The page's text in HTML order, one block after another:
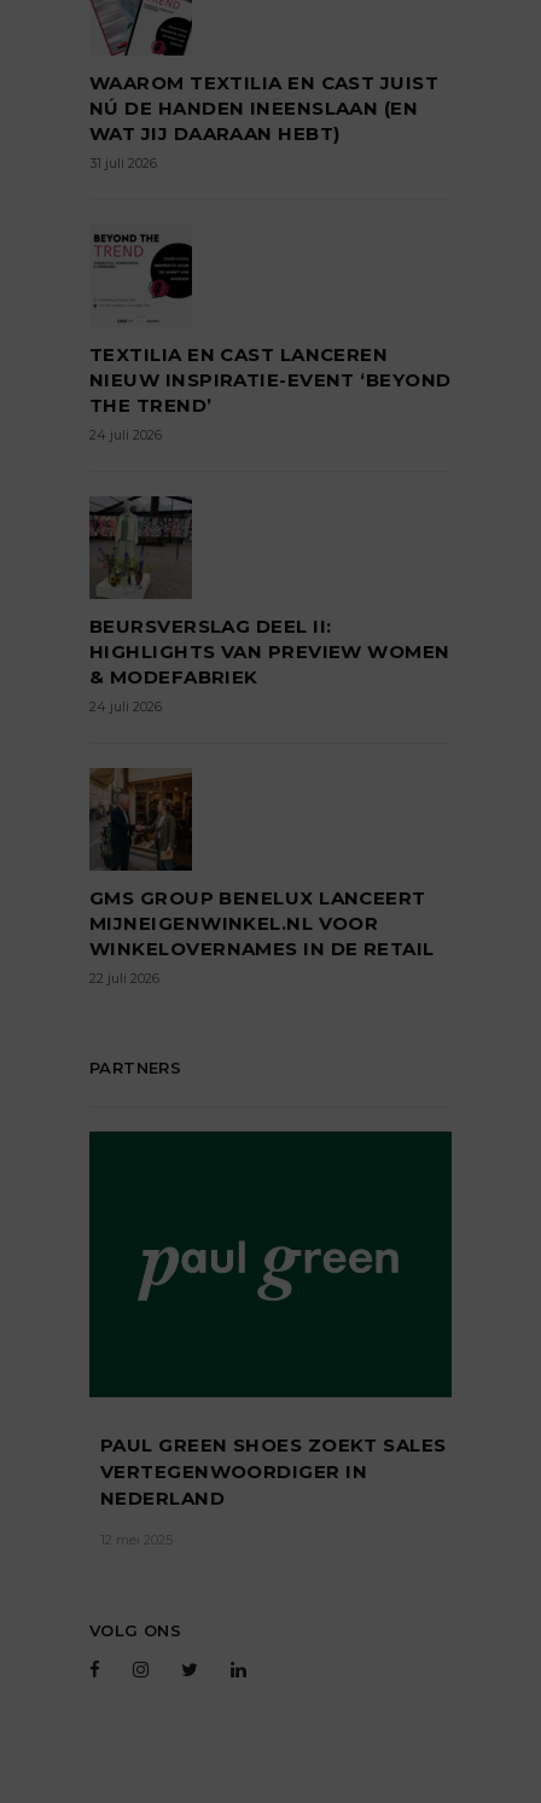
WAAROM TEXTILIA EN CAST JUIST
NÚ DE HANDEN INEENSLAAN (EN
WAT JIJ DAARAAN HEBT)
31 juli 2026
TEXTILIA EN CAST LANCEREN
NIEUW INSPIRATIE-EVENT ‘BEYOND
THE TREND’
24 juli 2026
BEURSVERSLAG DEEL II:
HIGHLIGHTS VAN PREVIEW WOMEN
& MODEFABRIEK
24 juli 2026
GMS GROUP BENELUX LANCEERT
MIJNEIGENWINKEL.NL VOOR
WINKELOVERNAMES IN DE RETAIL
22 juli 2026
PARTNERS
PAUL GREEN SHOES ZOEKT SALES
VERTEGENWOORDIGER IN
NEDERLAND
12 mei 2025
VOLG ONS